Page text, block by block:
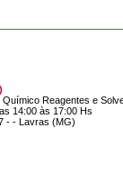
Reagentes e
14:00 às 17:00 Hs
- - Lavras (MG)